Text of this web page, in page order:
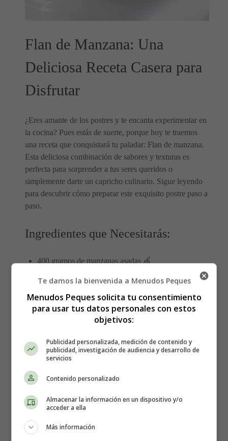
Flan de Manzana: Una
Deliciosa Receta Casera para
Disfrutar
¿Eres amante de los postres y te encanta experimentar en
la cocina? Pues estás de suerte, porque hoy te traemos
una receta que conquistará tu paladar: Flan de manzana.
Esta deliciosa combinación de sabores y texturas es
perfecta para sorprender a tus seres queridos o
simplemente darte un capricho culinario. Sigue leyendo
para descubrir cómo preparar este exquisito postre paso a
paso.
Ingredientes que Necesitarás:
400 gramos de manzanas asadas 🍏
1 cucharadita de cáscara de limón, finamente rallada
🍋
2 cucharadas de miel 🍯
1 taza (250 ml) de leche evaporada 🥛
Elaboración del Flan de Manzana:
con la elaboración, asegúrate de tener todos los
trozos, y ten a mano la canela, la cáscara de limón
Te damos la bienvenida a Menudos Peques
Menudos Peques solicita tu consentimiento
para usar tus datos personales con estos
objetivos:
Publicidad personalizada, medición de contenido y
publicidad, investigación de audiencia y desarrollo de
servicios
Contenido personalizado
Almacenar la información en un dispositivo y/o
acceder a ella
Más información